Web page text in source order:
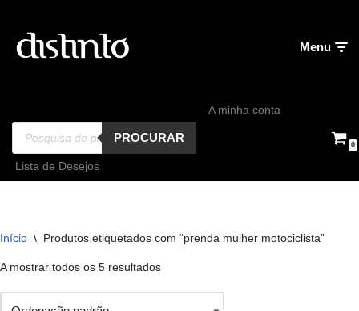
Avançar
para
Menu
PROCURAR
A minha conta
Lista de Desejos
0
Início \ Produtos etiquetados com “prenda mulher motociclista”
A mostrar todos os 5 resultados